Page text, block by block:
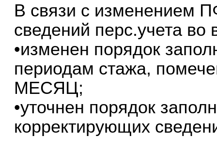
В связи с изменением
сведений перс.учета во
•изменен порядок
периодам стажа,
МЕСЯЦ;
•уточнен порядок
корректирующих